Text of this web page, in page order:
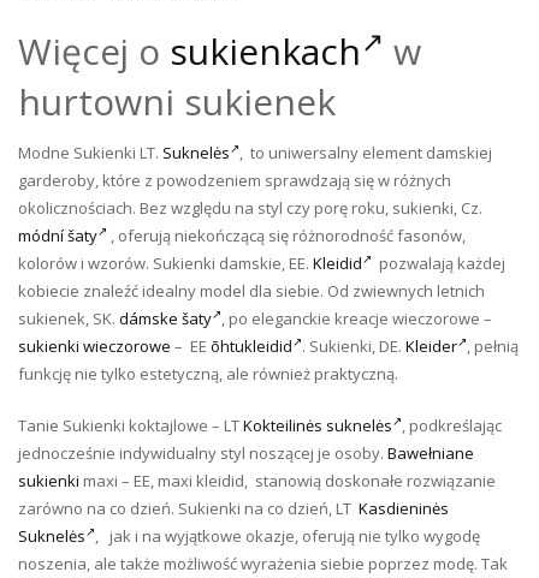
Więcej o sukienkach
w
hurtowni sukienek
Modne Sukienki LT. Suknelės , to uniwersalny element damskiej
garderoby, które z powodzeniem sprawdzają się w różnych
okolicznościach. Bez względu na styl czy porę roku, sukienki, Cz.
módní šaty
, oferują niekończącą się różnorodność fasonów,
kolorów i wzorów. Sukienki damskie, EE. Kleidid
pozwalają każdej
kobiecie znaleźć idealny model dla siebie. Od zwiewnych letnich
sukienek, SK. dámske šaty , po eleganckie kreacje wieczorowe –
sukienki wieczorowe – EE õhtukleidid . Sukienki, DE. Kleider , pełnią
funkcję nie tylko estetyczną, ale również praktyczną.
Tanie Sukienki koktajlowe – LTKokteilinės suknelės , podkreślając
jednocześnie indywidualny styl noszącej je osoby. Bawełniane
sukienki maxi – EE, maxi kleidid, stanowią doskonałe rozwiązanie
zarówno na co dzień. Sukienki na co dzień, LT Kasdieninės
Suknelės , jak i na wyjątkowe okazje, oferują nie tylko wygodę
noszenia, ale także możliwość wyrażenia siebie poprzez modę. Tak